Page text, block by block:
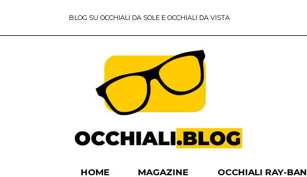
BLOG SU OCCHIALI DA SOLE E OCCHIALI DA VISTA
HOME MAGAZINE OCCHIALI RAY-BAN